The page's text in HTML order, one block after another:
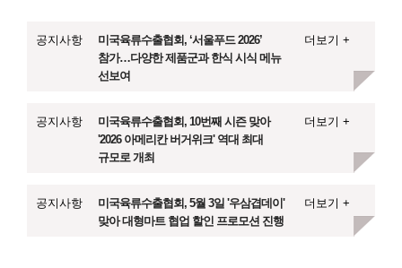
공지사항
미국육류수출협회, ‘서울푸드 2026’
참가…다양한 제품군과 한식 시식 메뉴
선보여
더보기 +
공지사항
미국육류수출협회, 10번째 시즌 맞아
'2026 아메리칸 버거위크' 역대 최대
규모로 개최
더보기 +
공지사항
미국육류수출협회, 5월 3일 '우삼겹데이'
맞아 대형마트 협업 할인 프로모션 진행
더보기 +